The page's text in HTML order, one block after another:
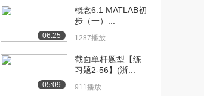
[10] 浙江大学公开课：第
6.7万播放
[11] 浙江大学公开课：变
8.6万播放
06:25
概念6.1 MATLAB初
步（一）...
1287播放
05:09
截面单杆题型【练
习题2-56】(浙...
911播放